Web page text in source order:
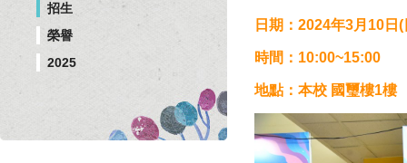
招生
榮譽
2025
日期：2024年3月10日
時間：10:00~15:00
地點：本校 國璽樓1樓